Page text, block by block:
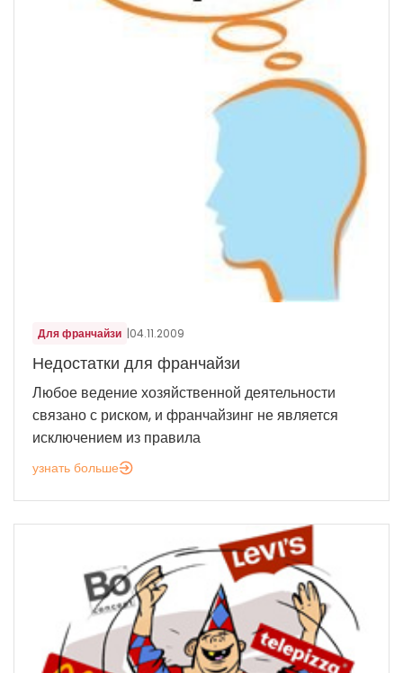
Для франчайзи |04.11.2009
Недостатки для франчайзи
Любое ведение хозяйственной деятельности
связано с риском, и франчайзинг не является
исключением из правила
узнать больше